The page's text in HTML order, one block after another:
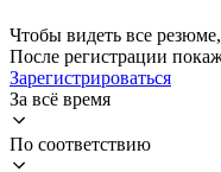
Чтобы видеть все
После регистрации
Зарегистрироваться
За всё время
По соответствию